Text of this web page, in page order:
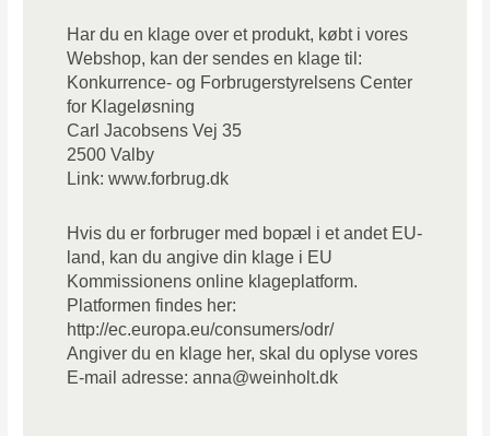
Har du en klage over et produkt, købt i vores
Webshop, kan der sendes en klage til:
Konkurrence- og Forbrugerstyrelsens Center
for Klageløsning
Carl Jacobsens Vej 35
2500 Valby
Link: www.forbrug.dk
Hvis du er forbruger med bopæl i et andet EU-
land, kan du angive din klage i EU
Kommissionens online klageplatform.
Platformen findes her:
http://ec.europa.eu/consumers/odr/
Angiver du en klage her, skal du oplyse vores
E-mail adresse:anna@weinholt.dk